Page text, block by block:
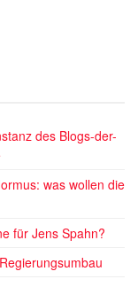
des Blogs-der-
was wollen die
für Jens Spahn?